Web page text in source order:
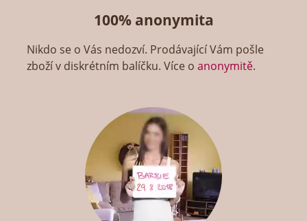
100% anonymita
Nikdo se o Vás nedozví. Prodávající Vám pošle
zboží v diskrétním balíčku. Více oanonymitě.